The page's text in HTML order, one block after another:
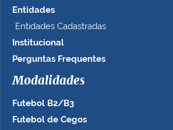
Entidades
Entidades Cadastradas
Institucional
Perguntas Frequentes
Modalidades
Futebol B2/B3
Futebol de Cegos